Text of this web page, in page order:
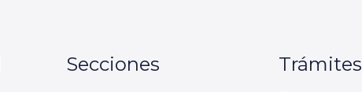
Secciones Trámites